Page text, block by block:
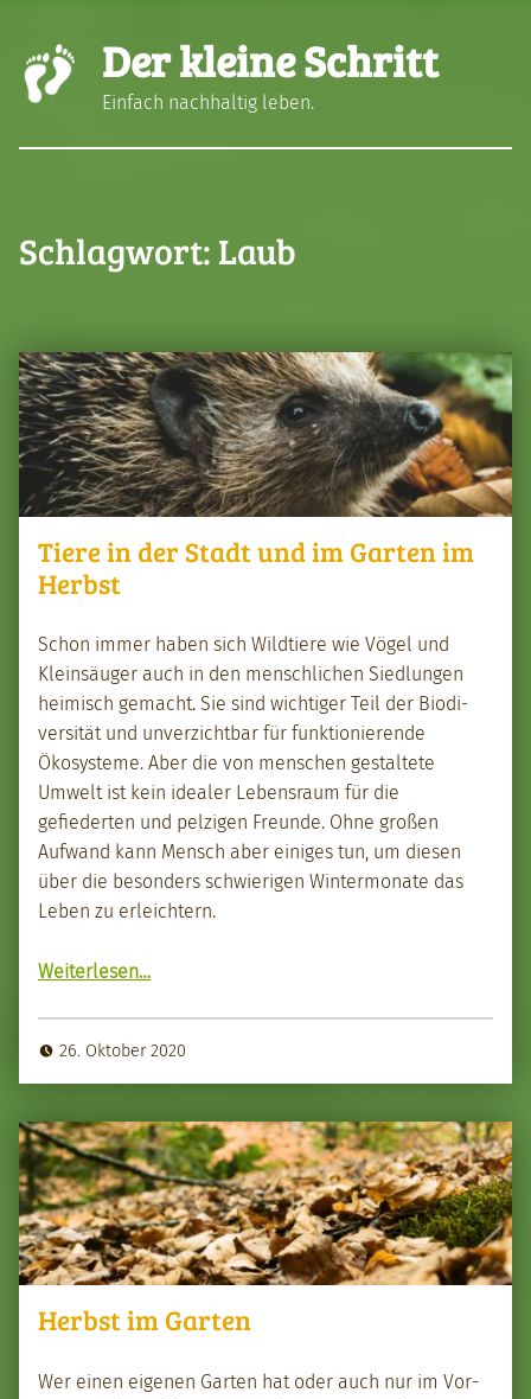
Der kleine Schritt
Einfach nachhaltig leben.
Schlagwort: Laub
Tiere in der Stadt und im Garten im
Herbst
Schon immer haben sich Wildtiere wie Vögel und
Klein­säuger auch in den men­schlichen Sied­lun­gen
heimisch gemacht. Sie sind wichtiger Teil der Bio­di­
ver­sität und unverzicht­bar für funk­tion­ierende
Ökosys­teme. Aber die von men­schen gestal­tete
Umwelt ist kein ide­al­er Leben­sraum für die
gefiederten und pelzi­gen Fre­unde. Ohne großen
Aufwand kann Men­sch aber einiges tun, um diesen
über die beson­ders schwieri­gen Win­ter­monate das
Leben zu erle­ichtern.
Weit­er­lesen“Tiere in der Stadt und im Garten im Herb­st”
…
26. Oktober 2020
Herbst im Garten
Wer einen eige­nen Garten hat oder auch nur im Vor­